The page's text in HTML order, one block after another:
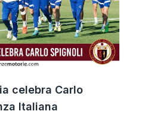
celebra Carlo
Italiana